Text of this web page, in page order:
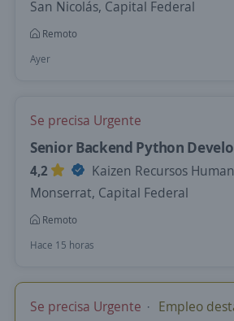
San Nicolás, Capital Federal
Remoto
Ayer
Se precisa Urgente
Senior Backend Python
4,2
Kaizen Recursos
Monserrat, Capital Federal
Remoto
Hace 15 horas
Se precisa Urgente Empleo